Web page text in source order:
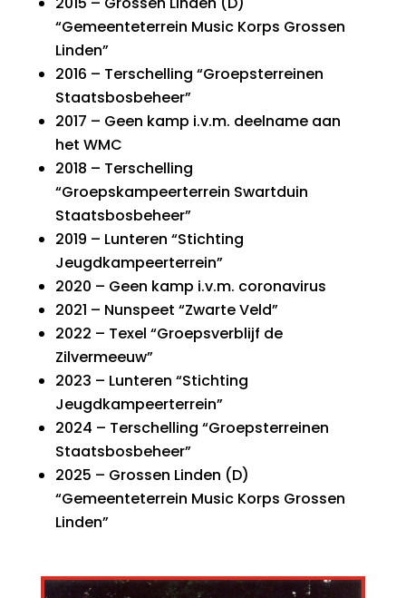
“Gemeenteterrein Music Korps Grossen
Linden”
2016 – Terschelling “Groepsterreinen
Staatsbosbeheer”
2017 – Geen kamp i.v.m. deelname aan
het WMC
2018 – Terschelling
“Groepskampeerterrein Swartduin
Staatsbosbeheer”
2019 – Lunteren “Stichting
Jeugdkampeerterrein”
2020 – Geen kamp i.v.m. coronavirus
2021 – Nunspeet “Zwarte Veld”
2022 – Texel “Groepsverblijf de
Zilvermeeuw”
2023 – Lunteren “Stichting
Jeugdkampeerterrein”
2024 – Terschelling “Groepsterreinen
Staatsbosbeheer”
2025 – Grossen Linden (D)
“Gemeenteterrein Music Korps Grossen
Linden”